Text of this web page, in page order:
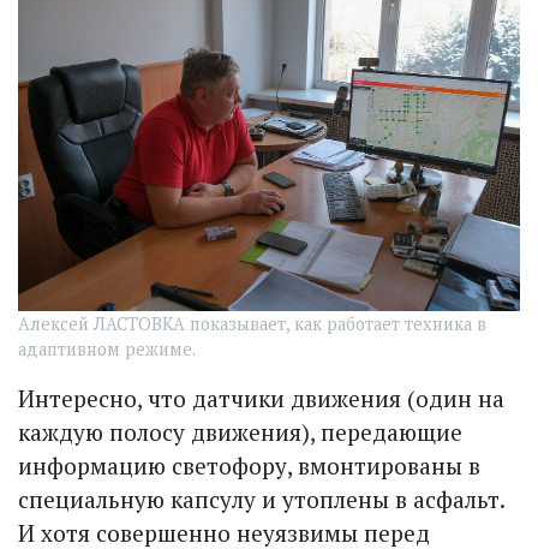
Алексей ЛАСТОВКА показывает, как работает техника в
адаптивном режиме.
Интересно, что датчики движения (один на
каждую полосу движения), передающие
информацию светофору, вмонтированы в
специальную капсулу и утоплены в асфальт.
И хотя совершенно неуязвимы перед